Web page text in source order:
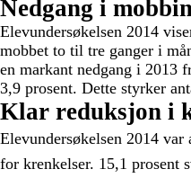
Nedgang i
Elevundersøkelsen 2014
mobbet to til tre ganger i
en markant nedgang i 2013
3,9 prosent. Dette styrker
Klar reduksjon i
Elevundersøkelsen 2014
for krenkelser. 15,1 prosent